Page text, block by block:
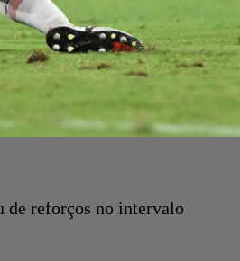
de reforços no intervalo